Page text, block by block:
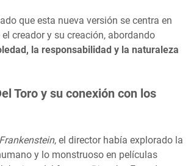
que esta nueva versión se centra en
creador y su creación, abordando
la responsabilidad y la naturaleza
Toro y su conexión con los
Frankenstein, el director había explorado la
y lo monstruoso en películas